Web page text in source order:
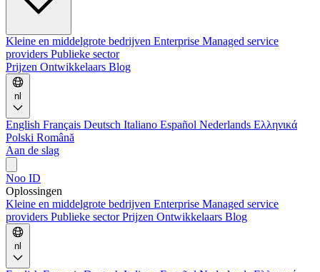
Kleine en middelgrote bedrijven Enterprise Managed service
providers Publieke sector
Prijzen Ontwikkelaars Blog
nl
English Français Deutsch Italiano Español Nederlands Ελληνικά
Polski Română
Aan de slag
Noo ID
Oplossingen
Kleine en middelgrote bedrijven Enterprise Managed service
providers Publieke sectorPrijzen Ontwikkelaars Blog
nl